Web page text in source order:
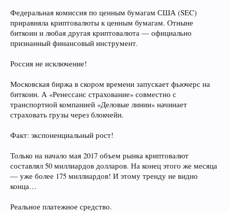
Федеральная комиссия по ценным бумагам США (SEC)
приравняла криптовалюты к ценным бумагам. Отныне
биткоин и любая другая криптовалюта — официально
признанный финансовый инструмент.
Россия не исключение!
Московская биржа в скором времени запускает фьючерс на
биткоин. А «Ренессанс страхование» совместно с
транспортной компанией «Деловые линии» начинает
страховать грузы через блокчейн.
Факт: экспоненциальный рост!
Только на начало мая 2017 объем рынка криптовалют
составлял 50 миллиардов долларов. На конец этого же месяца
— уже более 175 миллиардов! И этому тренду не видно
конца…
Реальное платежное средство.